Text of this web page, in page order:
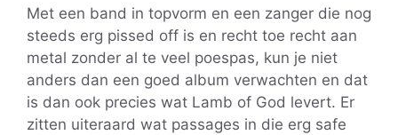
Met een band in topvorm en een zanger die nog
steeds erg pissed off is en recht toe recht aan
metal zonder al te veel poespas, kun je niet
anders dan een goed album verwachten en dat
is dan ook precies wat Lamb of God levert. Er
zitten uiteraard wat passages in die erg safe